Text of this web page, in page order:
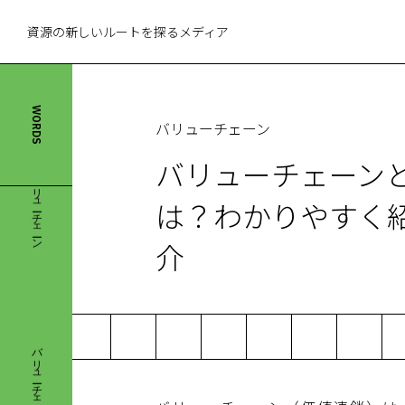
資源の新しいルートを探るメディア
WORDS
バリューチェーン
バリューチェーン
バリューチェーン
バリューチェーン
は？わかりやすく
介